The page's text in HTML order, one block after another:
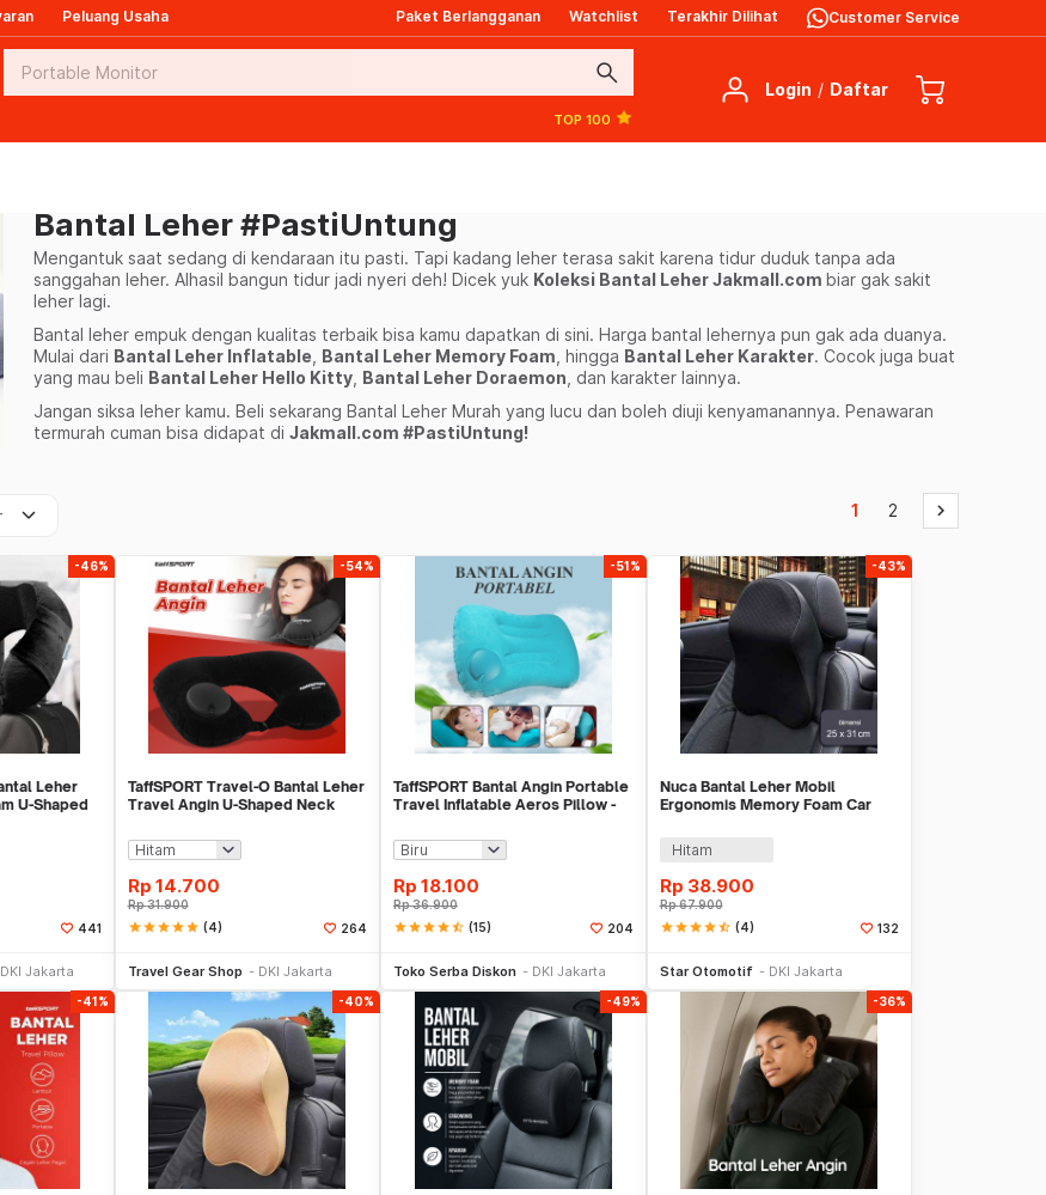
Peluang Usaha Paket Berlangganan Watchlist Terakhir Dilihat Customer Service
search
TOP 100
Login / Daftar
Bantal Leher #PastiUntung
Mengantuk saat sedang di kendaraan itu pasti. Tapi kadang leher terasa sakit karena tidur duduk tanpa ada
sanggahan leher. Alhasil bangun tidur jadi nyeri deh! Dicek yuk Koleksi Bantal Leher Jakmall.com biar gak sakit
leher lagi.
Bantal leher empuk dengan kualitas terbaik bisa kamu dapatkan di sini. Harga bantal lehernya pun gak ada duanya.
Mulai dari Bantal Leher Inflatable Bantal Leher Memory Foam , hingga Bantal Leher Karakter. Cocok juga buat
yang mau beli Bantal Leher Hello Kitty Bantal Leher Doraemon , dan karakter lainnya.
Jangan siksa leher kamu. Beli sekarang Bantal Leher Murah yang lucu dan boleh diuji kenyamanannya. Penawaran
termurah cuman bisa didapat di Jakmall.com #PastiUntung!
keyboard_arrow_down 1 2 keyboard_arrow_right
-46%
Leher
U-Shaped
441
DKI Jakarta
-54%
TaffSPORT Travel-O Bantal Leher
Travel Angin U-Shaped Neck
Rp 14.700
Rp31.900
starstarstarstarstar (4) 264
Travel Gear Shop DKI Jakarta
-51%
TaffSPORT Bantal Angin Portable
Travel Inflatable Aeros Pillow -
Rp 18.100
Rp36.900
starstarstarstarstar_half (15) 204
Toko Serba Diskon DKI Jakarta
-43%
Nuca Bantal Leher Mobil
Ergonomis Memory Foam Car
Hitam
Rp 38.900
Rp67.900
starstarstarstarstar_half (4) 132
Star Otomotif DKI Jakarta
-41% -40% -49% -36%